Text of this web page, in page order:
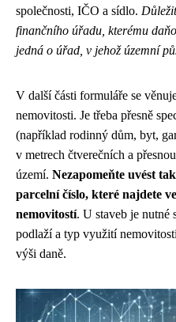
společnosti, IČO a sídlo.
finančního úřadu, kterému
jedná o úřad, v jehož územní
V další části formuláře se
nemovitosti. Je třeba přesně
(například rodinný dům, byt,
v metrech čtverečních a
území. Nezapomeňte uvést
parcelní číslo, které najdete
nemovitostí. U staveb je nutné
podlaží a typ využití
výši daně.